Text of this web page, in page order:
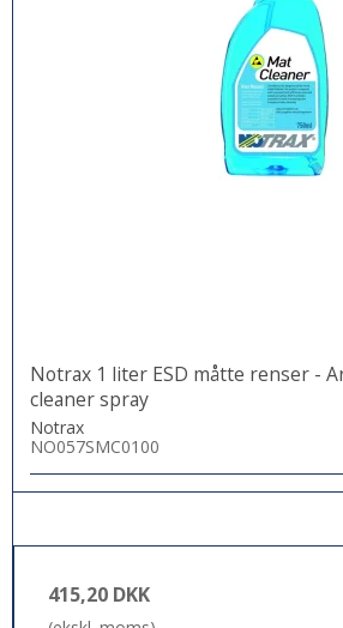
Notrax 1 liter ESD måtte renser -
cleaner spray
Notrax
NO057SMC0100
415,20 DKK